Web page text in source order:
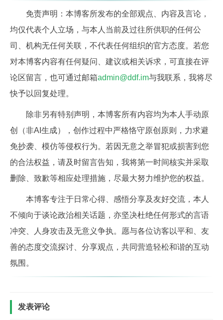
免责声明：本博客所发布的全部观点、内容及言论，
均仅代表个人立场，与本人当前及过往所供职的任何公
司、机构无任何关联，不代表任何组织的官方态度。若您
对本博客内容有任何疑问、建议或相关诉求，可直接在评
论区留言，也可通过邮箱admin@ddf.im与我联系，我将尽
快予以回复处理。
除非另有特别声明，本博客所有内容均为本人手动原
创（非AI生成），创作过程中严格恪守原创原则，力求避
免抄袭、模仿等侵权行为。若因无意之举冒犯或损害到您
的合法权益，请及时留言告知，我将第一时间核实并采取
删除、致歉等相应处理措施，尽最大努力维护您的权益。
本博客专注于日常心得、感悟分享及友好交流，本人
不倾向于谈论政治相关话题，亦坚决杜绝任何形式的言语
冲突、人身攻击及无意义争执。愿与各位访客以平和、友
善的态度交流探讨、分享观点，共同营造轻松和谐的互动
氛围。
发表评论